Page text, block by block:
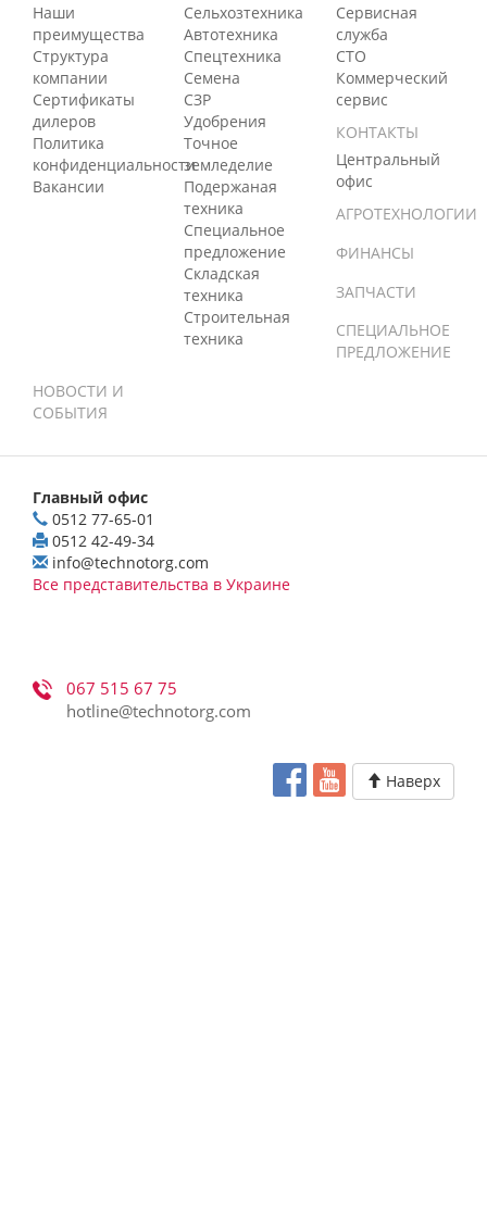
Наши
преимущества
Структура
компании
Сертификаты
дилеров
Политика
конфиденциальности
Вакансии
Сельхозтехника
Автотехника
Спецтехника
Семена
СЗР
Удобрения
Точное
земледелие
Подержаная
техника
Специальное
предложение
Складская
техника
Строительная
техника
Сервисная
служба
СТО
Коммерческий
сервис
КОНТАКТЫ
Центральный
офис
АГРОТЕХНОЛОГИИ
ФИНАНСЫ
ЗАПЧАСТИ
СПЕЦИАЛЬНОЕ
ПРЕДЛОЖЕНИЕ
НОВОСТИ И
СОБЫТИЯ
Главный офис
0512 77-65-01
0512 42-49-34
info@technotorg.com
Все представительства в Украине
067 515 67 75
hotline@technotorg.com
Наверх